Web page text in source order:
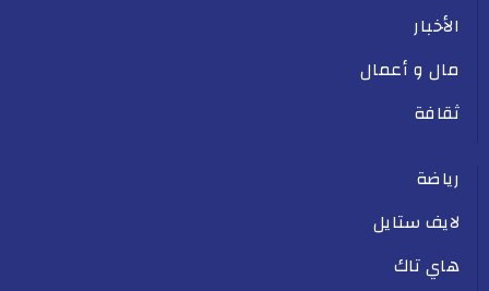
الأخبار
مال و أعمال
ثقافة
رياضة
لايف ستايل
هاي تاك